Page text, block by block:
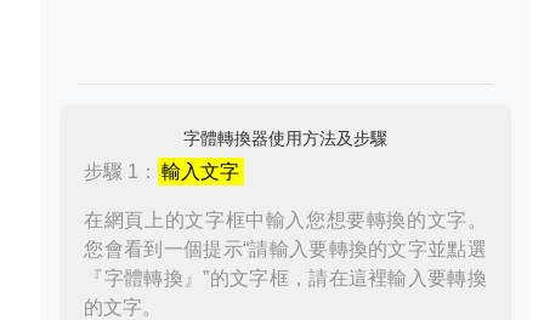
字體轉換器使用方法及步驟
步驟 1： 輸入文字
在網頁上的文字框中輸入您想要轉換的文字。
您會看到一個提示“請輸入要轉換的文字並點選
『字體轉換』”的文字框，請在這裡輸入要轉換
的文字。